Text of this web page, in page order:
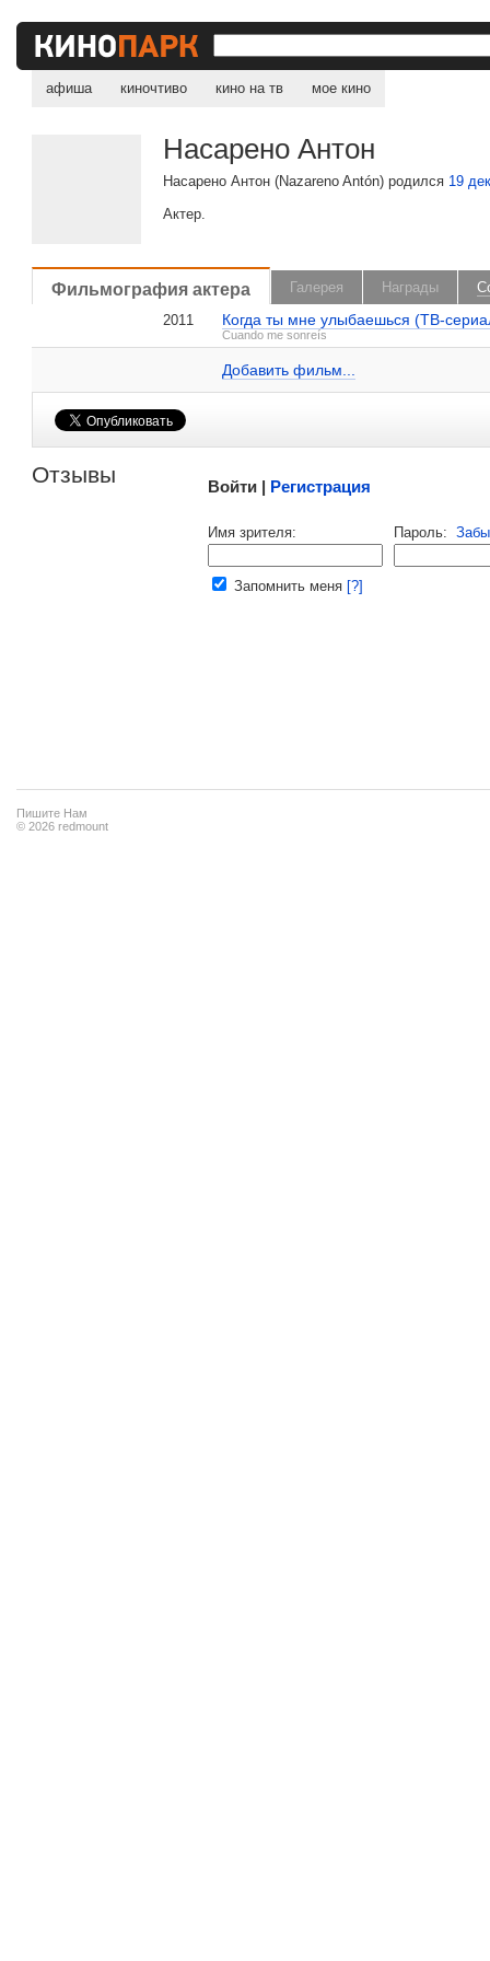
афиша киночтиво кино на тв мое кино
Насарено Антон
Насарено Антон (Nazareno Antón) родился 19
Актер.
Фильмография актера Галерея Награды
2011
Когда ты мне улыбаешься (ТВ-
Cuando me sonreís
Добавить фильм...
Насарено Антон на IMDB.com
Отзывы Войти | Регистрация
Имя зрителя: Пароль:
Запомнить меня [?]
Пишите Нам
© 2026 redmount